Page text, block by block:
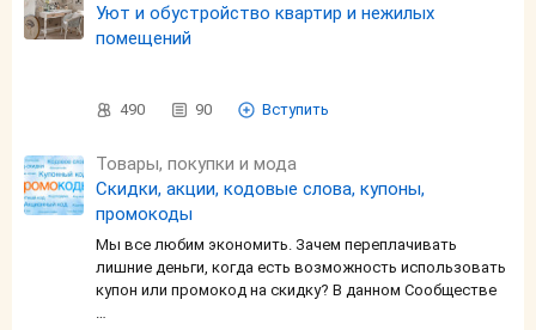
Уют и обустройство квартир и нежилых
помещений
490 90 Вступить
Товары, покупки и мода
Скидки, акции, кодовые слова, купоны,
промокоды
Мы все любим экономить. Зачем переплачивать
лишние деньги, когда есть возможность использовать
купон или промокод на скидку? В данном Сообществе
…